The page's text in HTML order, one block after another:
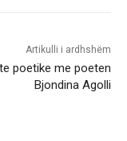
Artikulli i ardhshëm
poetike me poeten
Bjondina Agolli